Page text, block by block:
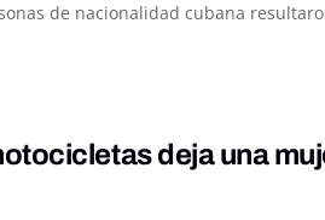
de nacionalidad cubana
deja una